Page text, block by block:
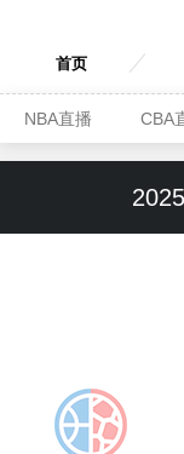
首页
NBA直播 CBA